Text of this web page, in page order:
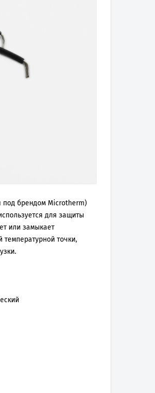
под брендом Microtherm)
для защиты
или замыкает
температурной точки,